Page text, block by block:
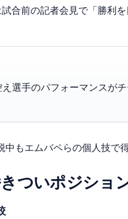
合前の記者会見で「勝利
選手のパフォーマンスが
もエムバペらの個人技で
ついポジショ